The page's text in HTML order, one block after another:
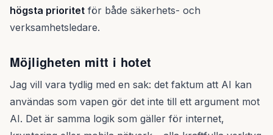
högsta prioritet för både säkerhets- och
verksamhetsledare.
Möjligheten mitt i hotet
Jag vill vara tydlig med en sak: det faktum att AI kan
användas som vapen gör det inte till ett argument mot
AI. Det är samma logik som gäller för internet,